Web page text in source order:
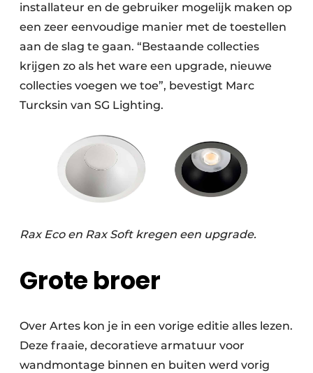
installateur en de gebruiker mogelijk maken op
een zeer eenvoudige manier met de toestellen
aan de slag te gaan. “Bestaande collecties
krijgen zo als het ware een upgrade, nieuwe
collecties voegen we toe”, bevestigt Marc
Turcksin van SG Lighting.
Rax Eco en Rax Soft kregen een upgrade.
Grote broer
Over Artes kon je in een vorige editie alles lezen.
Deze fraaie, decoratieve armatuur voor
wandmontage binnen en buiten werd vorig